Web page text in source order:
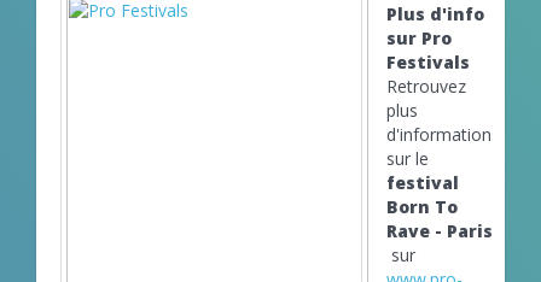
Plus d'info
sur Pro
Festivals
Retrouvez
plus
d'informations
sur le
festival
Born To
Rave - Paris
sur